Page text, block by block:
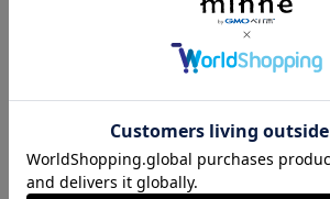
1,200円
heart pearl
1,200円